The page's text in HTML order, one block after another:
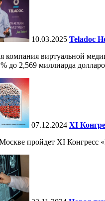
10.03.2025 Teladoc
компания виртуальной
до 2,569 миллиарда
07.12.2024 ХI
Москве пройдет XI